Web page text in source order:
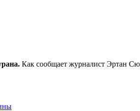
Как сообщает журналист Эртан